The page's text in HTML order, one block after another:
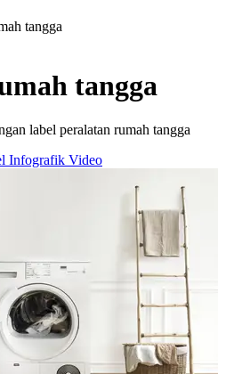
tangga
tangga
label peralatan rumah tangga
Infografik Video